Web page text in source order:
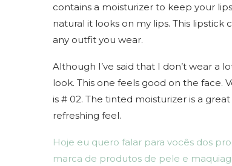
contains a moisturizer to keep your
natural it looks on my lips. This
any outfit you wear.
Although I’ve said that I don’t wear a
look. This one feels good on the face.
is # 02. The tinted moisturizer is a
refreshing feel.
Hoje eu quero falar para vocês dos
marca de produtos de pele e